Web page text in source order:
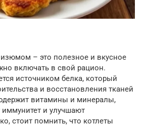
– это полезное и вкусное
включать в свой рацион.
источником белка, который
и восстановления тканей
витамины и минералы,
и улучшают
стоит помнить, что котлеты